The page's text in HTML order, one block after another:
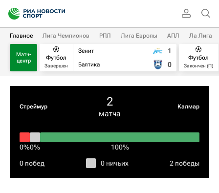
Главное Лига Чемпионов РПЛ Лига Европы АПЛ Ла Лига
Матч-
центр
Футбол
Завершен
Зенит
Балтика
1
0
Футбол
Закончен (П)
Стреймур 2
матча
Калмар
0%0% 100%
0 побед 0 ничьих 2 победы